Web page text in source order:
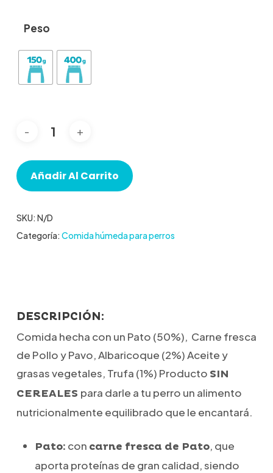
Peso
Añadir Al Carrito
SKU: N/D
Categoría: Comida húmeda para perros
DESCRIPCIÓN:
Comida hecha con un Pato (50%), Carne fresca
de Pollo y Pavo, Albaricoque (2%) Aceite y
grasas vegetales, Trufa (1%) Producto SIN
CEREALES para darle a tu perro un alimento
nutricionalmente equilibrado que le encantará.
Pato: con carne fresca de Pato, que
aporta proteínas de gran calidad, siendo